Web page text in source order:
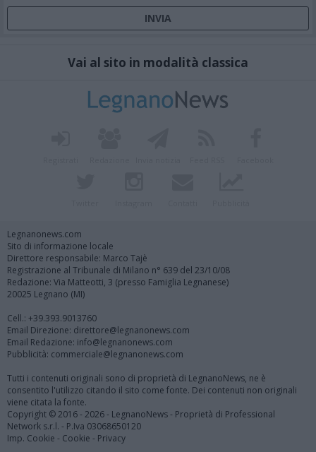
Vai al sito in modalità classica
Legnanonews.com
Sito di informazione locale
Direttore responsabile: Marco Tajè
Registrazione al Tribunale di Milano n° 639 del 23/10/08
Redazione: Via Matteotti, 3 (presso Famiglia Legnanese)
20025 Legnano (MI)
Cell.: +39.393.9013760
Email Direzione: direttore@legnanonews.com
Email Redazione: info@legnanonews.com
Pubblicità: commerciale@legnanonews.com
Tutti i contenuti originali sono di proprietà di LegnanoNews, ne è
consentito l'utilizzo citando il sito come fonte. Dei contenuti non originali
viene citata la fonte.
Copyright © 2016 - 2026 - LegnanoNews - Proprietà di Professional
Network s.r.l. - P.Iva 03068650120
Imp. Cookie - Cookie - Privacy